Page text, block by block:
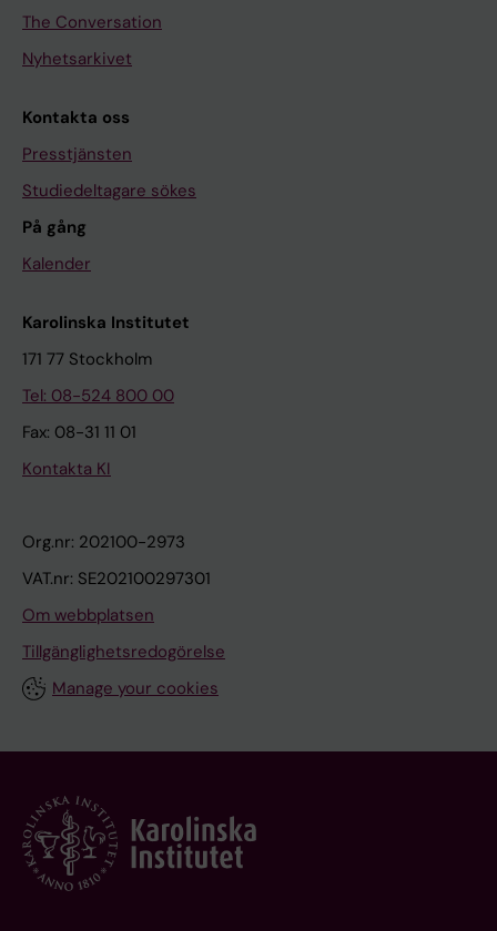
The Conversation
Nyhetsarkivet
Kontakta oss
Presstjänsten
Studiedeltagare sökes
På gång
Kalender
Karolinska Institutet
171 77 Stockholm
Tel: 08-524 800 00
Fax: 08-31 11 01
Kontakta KI
Org.nr: 202100-2973
VAT.nr: SE202100297301
Om webbplatsen
Tillgänglighetsredogörelse
Manage your cookies